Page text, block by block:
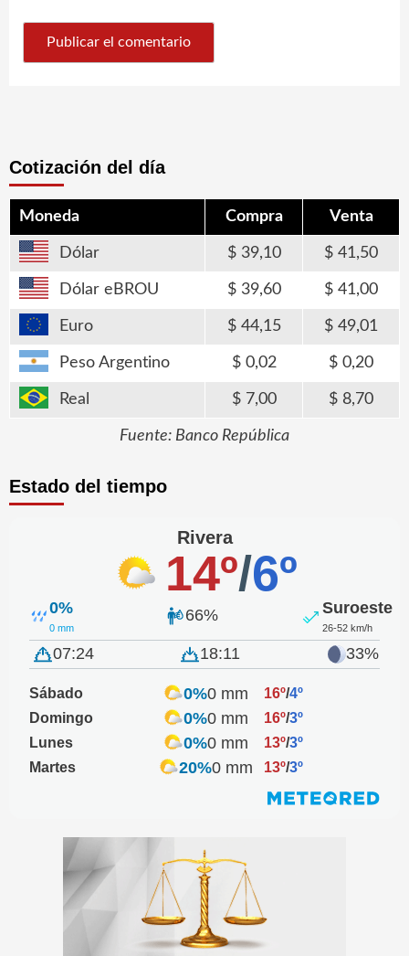
Cotización del día
Moneda Compra Venta
Dólar 39,10 41,50
Dólar eBROU 39,60 41,00
Euro 44,15 49,01
Peso Argentino 0,02 0,20
Real 7,00 8,70
Fuente: Banco República
Estado del tiempo
Rivera
14º/6º
0%
0 mm
66% Suroeste
26-52 km/h
07:24 18:11 33%
Sábado 0%0 mm 16º/4º
Domingo
0%0 mm 16º/3º
Lunes
0%0 mm 13º/3º
Martes
20%0 mm 13º/3º